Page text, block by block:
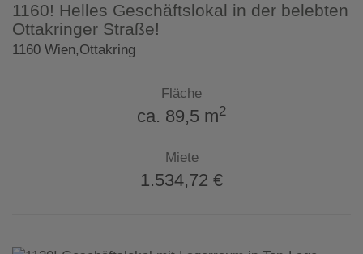
1160! Helles Geschäftslokal in der belebten
Ottakringer Straße!
1160 Wien,Ottakring
Fläche
ca. 89,5 m2
Miete
1.534,72 €